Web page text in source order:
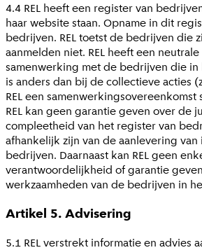
4.4 REL heeft een register van
haar website staan. Opname in dit
bedrijven. REL toetst de bedrijven die
aanmelden niet. REL heeft een
samenwerking met de bedrijven die in
is anders dan bij de collectieve acties
REL een
REL kan geen garantie geven over de
compleetheid van het register van
afhankelijk zijn van de aanlevering
bedrijven. Daarnaast kan REL geen
verantwoordelijkheid of garantie
werkzaamheden van de bedrijven in
Artikel 5. Advisering
5.1 REL verstrekt informatie en advies